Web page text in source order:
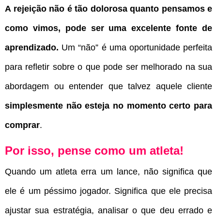
A rejeição não é tão dolorosa quanto pensamos e
como vimos, pode ser uma excelente fonte de
aprendizado. Um “não” é uma oportunidade perfeita
para refletir sobre o que pode ser melhorado na sua
abordagem ou entender que talvez aquele cliente
simplesmente não esteja no momento certo para
comprar.
Por isso, pense como um atleta!
Quando um atleta erra um lance, não significa que
ele é um péssimo jogador. Significa que ele precisa
ajustar sua estratégia, analisar o que deu errado e